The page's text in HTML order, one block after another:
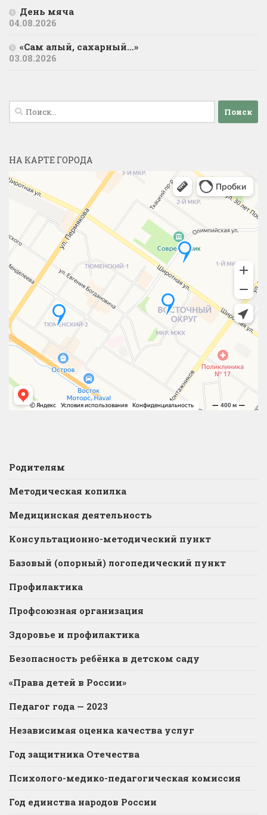
День мяча
04.08.2026
«Сам алый, сахарный…»
03.08.2026
Найти:
НА КАРТЕ ГОРОДА
Родителям
Методическая копилка
Медицинская деятельность
Консультационно-методический пункт
Базовый (опорный) логопедический пункт
Профилактика
Профсоюзная организация
Здоровье и профилактика
Безопасность ребёнка в детском саду
«Права детей в России»
Педагог года — 2023
Независимая оценка качества услуг
Год защитника Отечества
Психолого-медико-педагогическая комиссия
Год единства народов России